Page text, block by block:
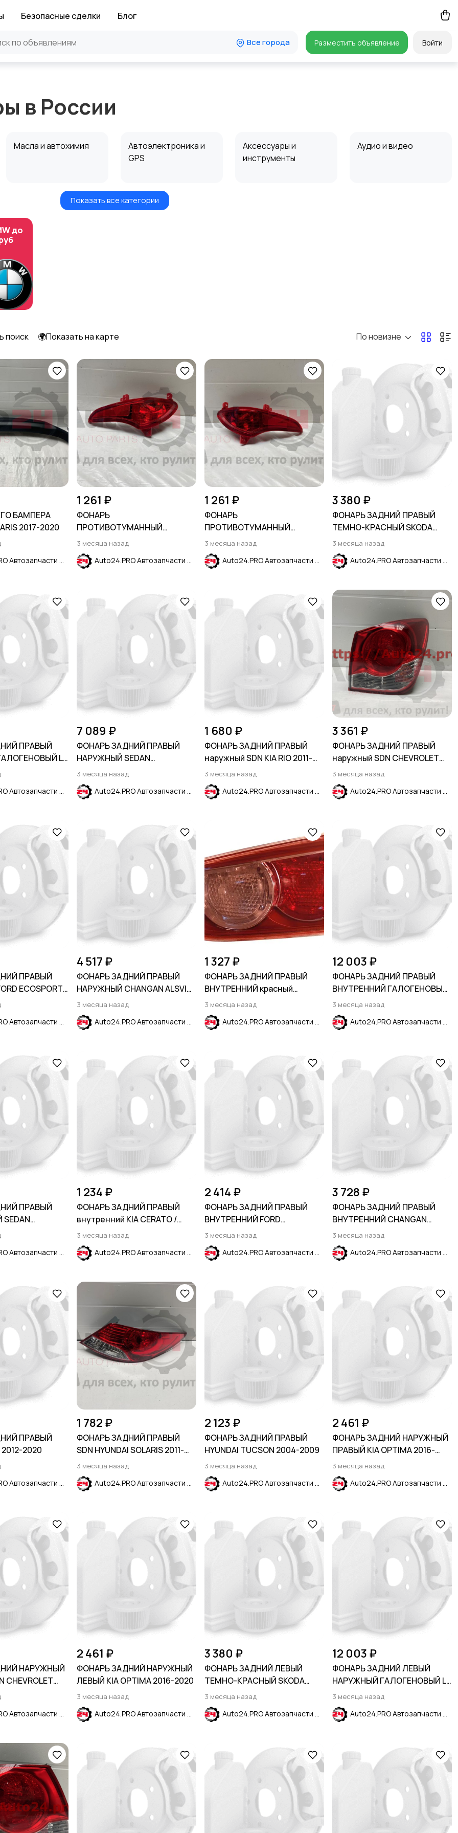
Безопасные сделки Блог
Все города Разместить объявление Войти
в России
Масла и автохимия
Автоэлектроника и
GPS
Аксессуары и
инструменты
Аудио и видео
Мотоэкипировка Другое
Показать все категории
до
поиск 🌍Показать на карте По новизне
БАМПЕРА
2017-2020
Auto24.PRO Автозапчасти
1 261 ₽
ФОНАРЬ
ПРОТИВОТУМАННЫЙ
ЗАДНИЙ ПРАВЫЙ HYUNDAI
SOLARIS 2014-2017
3 месяца назад
Auto24.PRO Автозапчасти
1 261 ₽
ФОНАРЬ
ПРОТИВОТУМАННЫЙ
ЗАДНИЙ ЛЕВЫЙ HYUNDAI
SOLARIS 2014-2017
3 месяца назад
Auto24.PRO Автозапчасти
3 380 ₽
ФОНАРЬ ЗАДНИЙ ПРАВЫЙ
ТЕМНО-КРАСНЫЙ SKODA
RAPID 2012-2020
3 месяца назад
Auto24.PRO Автозапчасти
ПРАВЫЙ
LS
2021-
Auto24.PRO Автозапчасти
7 089 ₽
ФОНАРЬ ЗАДНИЙ ПРАВЫЙ
НАРУЖНЫЙ SEDAN
CHEVROLET CRUZE 2015-2024
3 месяца назад
Auto24.PRO Автозапчасти
1 680 ₽
ФОНАРЬ ЗАДНИЙ ПРАВЫЙ
наружный SDN KIA RIO 2011-
2015
3 месяца назад
Auto24.PRO Автозапчасти
3 361 ₽
ФОНАРЬ ЗАДНИЙ ПРАВЫЙ
наружный SDN CHEVROLET
CRUZE 2009-
3 месяца назад
Auto24.PRO Автозапчасти
ПРАВЫЙ
ECOSPORT
Auto24.PRO Автозапчасти
4 517 ₽
ФОНАРЬ ЗАДНИЙ ПРАВЫЙ
НАРУЖНЫЙ CHANGAN ALSVIN
2018-
3 месяца назад
Auto24.PRO Автозапчасти
1 327 ₽
ФОНАРЬ ЗАДНИЙ ПРАВЫЙ
ВНУТРЕННИЙ красный
MITSUBISHI LANCER X 2007-
2017
3 месяца назад
Auto24.PRO Автозапчасти
12 003 ₽
ФОНАРЬ ЗАДНИЙ ПРАВЫЙ
ВНУТРЕННИЙ ГАЛОГЕНОВЫЙ
LS CHEVROLET EQUINOX 2021-
2024
3 месяца назад
Auto24.PRO Автозапчасти
ПРАВЫЙ
2015-2024
Auto24.PRO Автозапчасти
1 234 ₽
ФОНАРЬ ЗАДНИЙ ПРАВЫЙ
внутренний KIA CERATO /
FORTE 2009-2013
3 месяца назад
Auto24.PRO Автозапчасти
2 414 ₽
ФОНАРЬ ЗАДНИЙ ПРАВЫЙ
ВНУТРЕННИЙ FORD
ECOSPORT 2013-2023
3 месяца назад
Auto24.PRO Автозапчасти
3 728 ₽
ФОНАРЬ ЗАДНИЙ ПРАВЫЙ
ВНУТРЕННИЙ CHANGAN
ALSVIN 2018-
3 месяца назад
Auto24.PRO Автозапчасти
ПРАВЫЙ
2012-2020
Auto24.PRO Автозапчасти
1 782 ₽
ФОНАРЬ ЗАДНИЙ ПРАВЫЙ
SDN HYUNDAI SOLARIS 2011-
2014
3 месяца назад
Auto24.PRO Автозапчасти
2 123 ₽
ФОНАРЬ ЗАДНИЙ ПРАВЫЙ
HYUNDAI TUCSON 2004-2009
3 месяца назад
Auto24.PRO Автозапчасти
2 461 ₽
ФОНАРЬ ЗАДНИЙ НАРУЖНЫЙ
ПРАВЫЙ KIA OPTIMA 2016-
2020
3 месяца назад
Auto24.PRO Автозапчасти
НАРУЖНЫЙ
CHEVROLET
Auto24.PRO Автозапчасти
2 461 ₽
ФОНАРЬ ЗАДНИЙ НАРУЖНЫЙ
ЛЕВЫЙ KIA OPTIMA 2016-2020
3 месяца назад
Auto24.PRO Автозапчасти
3 380 ₽
ФОНАРЬ ЗАДНИЙ ЛЕВЫЙ
ТЕМНО-КРАСНЫЙ SKODA
RAPID 2012-2020
3 месяца назад
Auto24.PRO Автозапчасти
12 003 ₽
ФОНАРЬ ЗАДНИЙ ЛЕВЫЙ
НАРУЖНЫЙ ГАЛОГЕНОВЫЙ LS
CHEVROLET EQUINOX 2021-
2024
3 месяца назад
Auto24.PRO Автозапчасти